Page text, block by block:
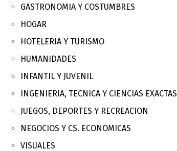
GASTRONOMIA Y COSTUMBRES
HOGAR
HOTELERIA Y TURISMO
HUMANIDADES
INFANTIL Y JUVENIL
INGENIERIA, TECNICA Y CIENCIAS EXACTAS
JUEGOS, DEPORTES Y RECREACION
NEGOCIOS Y CS. ECONOMICAS
VISUALES